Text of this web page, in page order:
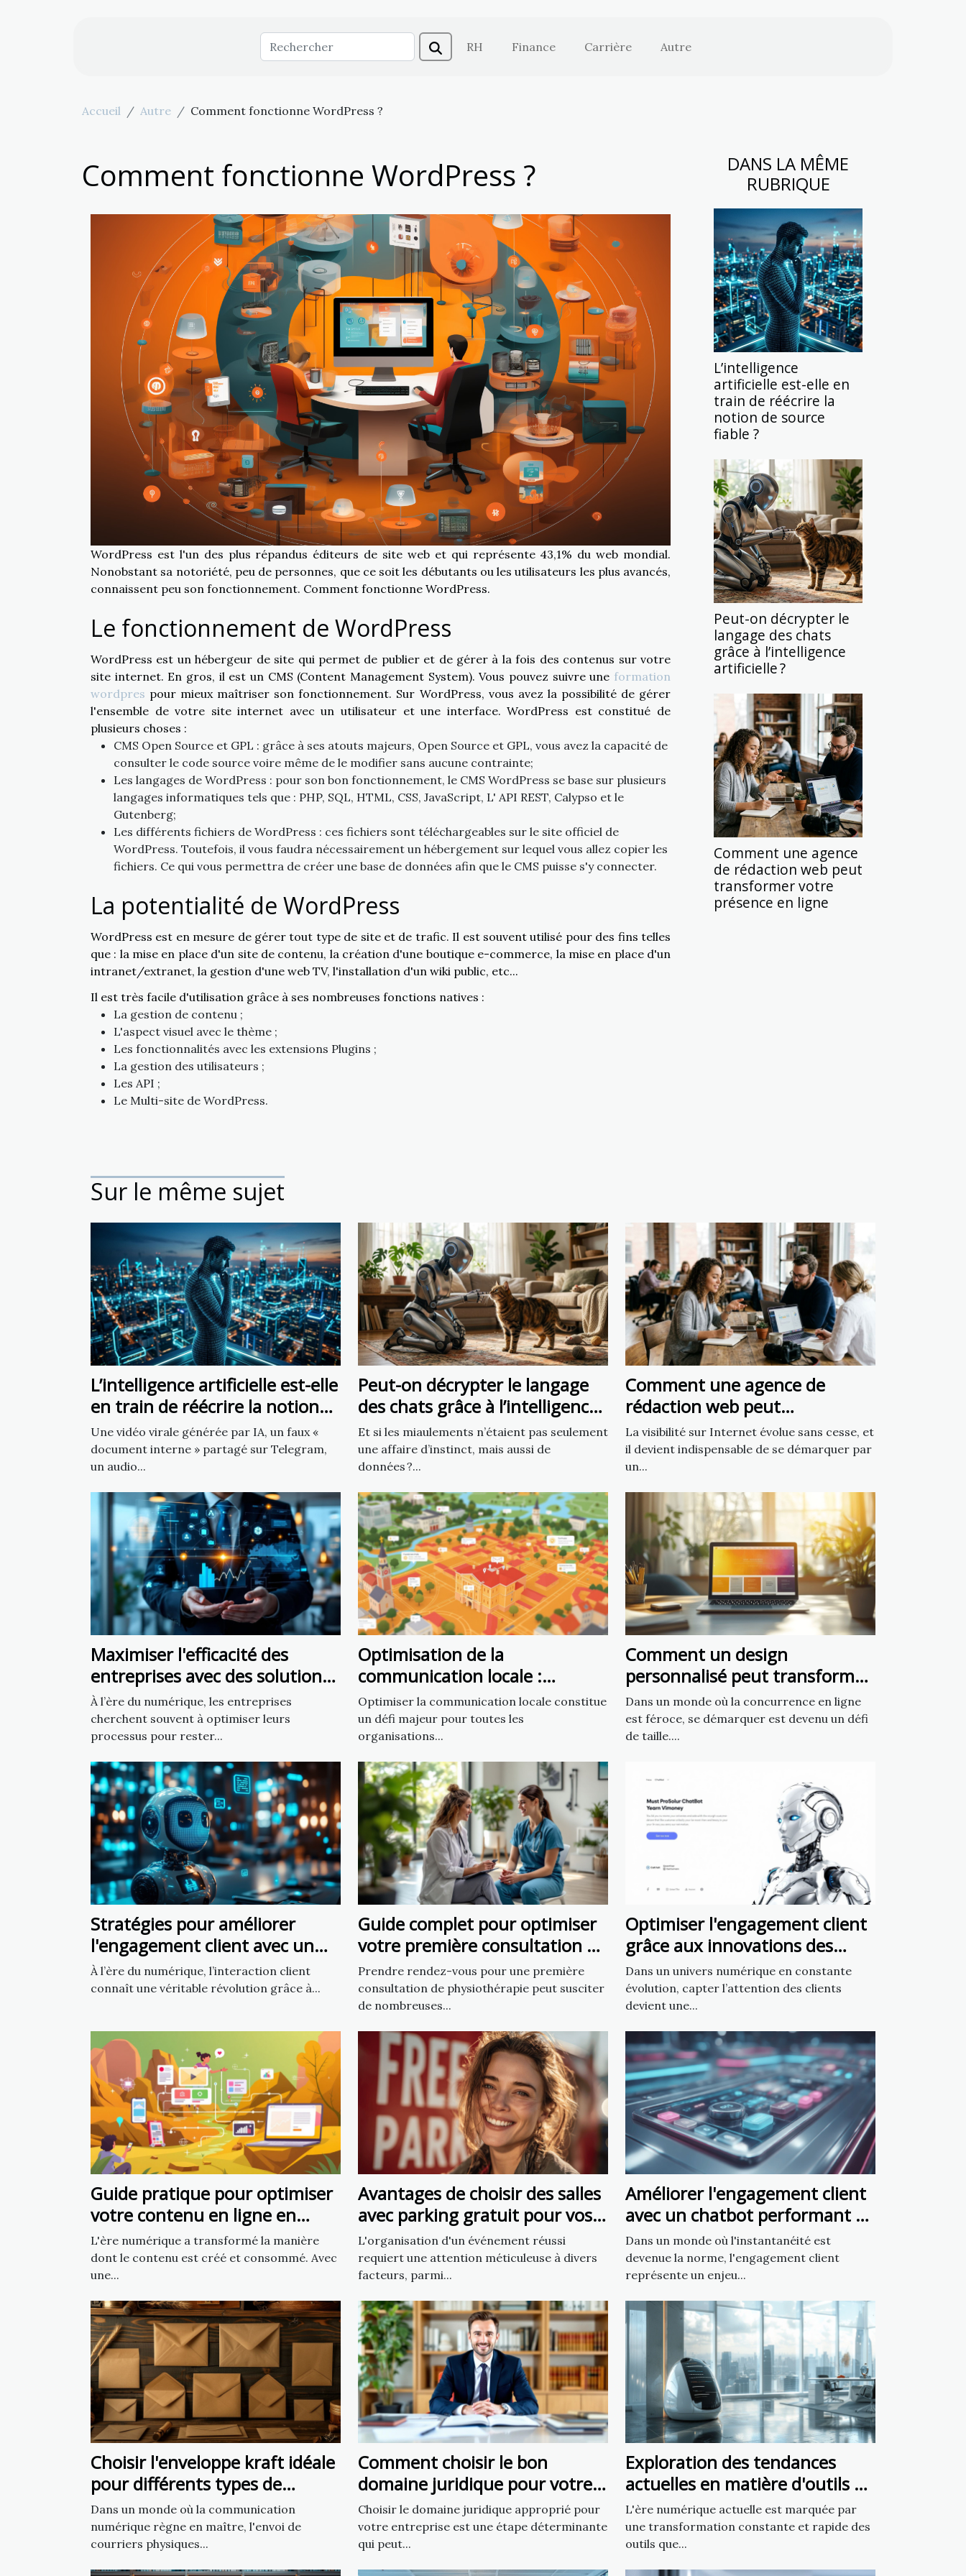
RH Finance Carrière Autre
Accueil Autre Comment fonctionne WordPress ?
Comment fonctionne WordPress ?
WordPress est l'un des plus répandus éditeurs de site web et qui représente 43,1% du web mondial.
Nonobstant sa notoriété, peu de personnes, que ce soit les débutants ou les utilisateurs les plus avancés,
connaissent peu son fonctionnement. Comment fonctionne WordPress.
Le fonctionnement de WordPress
WordPress est un hébergeur de site qui permet de publier et de gérer à la fois des contenus sur votre
site internet. En gros, il est un CMS (Content Management System). Vous pouvez suivre une formation
wordpres pour mieux maîtriser son fonctionnement. Sur WordPress, vous avez la possibilité de gérer
l'ensemble de votre site internet avec un utilisateur et une interface. WordPress est constitué de
plusieurs choses :
CMS Open Source et GPL : grâce à ses atouts majeurs, Open Source et GPL, vous avez la capacité de
consulter le code source voire même de le modifier sans aucune contrainte;
Les langages de WordPress : pour son bon fonctionnement, le CMS WordPress se base sur plusieurs
langages informatiques tels que : PHP, SQL, HTML, CSS, JavaScript, L' API REST, Calypso et le
Gutenberg;
Les différents fichiers de WordPress : ces fichiers sont téléchargeables sur le site officiel de
WordPress. Toutefois, il vous faudra nécessairement un hébergement sur lequel vous allez copier les
fichiers. Ce qui vous permettra de créer une base de données afin que le CMS puisse s'y connecter.
La potentialité de WordPress
WordPress est en mesure de gérer tout type de site et de trafic. Il est souvent utilisé pour des fins telles
que : la mise en place d'un site de contenu, la création d'une boutique e-commerce, la mise en place d'un
intranet/extranet, la gestion d'une web TV, l'installation d'un wiki public, etc...
Il est très facile d'utilisation grâce à ses nombreuses fonctions natives :
La gestion de contenu ;
L'aspect visuel avec le thème ;
Les fonctionnalités avec les extensions Plugins ;
La gestion des utilisateurs ;
Les API ;
Le Multi-site de WordPress.
DANS LA MÊME
RUBRIQUE
L’intelligence
artificielle est-elle en
train de réécrire la
notion de source
fiable ?
Peut-on décrypter le
langage des chats
grâce à l’intelligence
artificielle ?
Comment une agence
de rédaction web peut
transformer votre
présence en ligne
Sur le même sujet
L’intelligence artificielle est-elle
en train de réécrire la notion
de source fiable ?
Une vidéo virale générée par IA, un faux «
document interne » partagé sur Telegram,
un audio...
Peut-on décrypter le langage
des chats grâce à l’intelligence
artificielle ?
Et si les miaulements n’étaient pas seulement
une affaire d’instinct, mais aussi de
données ?...
Comment une agence de
rédaction web peut
transformer votre présence en
ligne
La visibilité sur Internet évolue sans cesse, et
il devient indispensable de se démarquer par
un...
Maximiser l'efficacité des
entreprises avec des solutions
numériques personnalisées
À l’ère du numérique, les entreprises
cherchent souvent à optimiser leurs
processus pour rester...
Optimisation de la
communication locale :
exploiter un fichier d’emails de
mairies
Optimiser la communication locale constitue
un défi majeur pour toutes les
organisations...
Comment un design
personnalisé peut transformer
votre présence en ligne ?
Dans un monde où la concurrence en ligne
est féroce, se démarquer est devenu un défi
de taille....
Stratégies pour améliorer
l'engagement client avec un
chatbot IA
À l’ère du numérique, l’interaction client
connaît une véritable révolution grâce à...
Guide complet pour optimiser
votre première consultation de
physiothérapie
Prendre rendez-vous pour une première
consultation de physiothérapie peut susciter
de nombreuses...
Optimiser l'engagement client
grâce aux innovations des
chatbots en marketing
Dans un univers numérique en constante
évolution, capter l’attention des clients
devient une...
Guide pratique pour optimiser
votre contenu en ligne en
utilisant l'intelligence
artificielle
L'ère numérique a transformé la manière
dont le contenu est créé et consommé. Avec
une...
Avantages de choisir des salles
avec parking gratuit pour vos
événements
L'organisation d'un événement réussi
requiert une attention méticuleuse à divers
facteurs, parmi...
Améliorer l'engagement client
avec un chatbot performant en
5 minutes
Dans un monde où l'instantanéité est
devenue la norme, l'engagement client
représente un enjeu...
Choisir l'enveloppe kraft idéale
pour différents types de
courriers
Dans un monde où la communication
numérique règne en maître, l'envoi de
courriers physiques...
Comment choisir le bon
domaine juridique pour votre
affaire
Choisir le domaine juridique approprié pour
votre entreprise est une étape déterminante
qui peut...
Exploration des tendances
actuelles en matière d'outils de
création de sites web
L'ère numérique actuelle est marquée par
une transformation constante et rapide des
outils que...